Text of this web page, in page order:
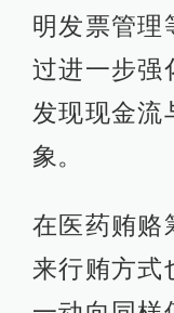
明发票管理
过进一步强
发现现金流
象。
在医药贿赂
来行贿方式